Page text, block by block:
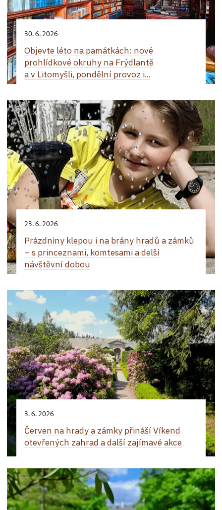
30. 6. 2026
Objevte léto na památkách: nové
prohlídkové okruhy na Frýdlantě
a v Litomyšli, pondělní provoz i...
23. 6. 2026
Prázdniny klepou i na brány hradů a zámků
– s princeznami, komtesami a delší
návštěvní dobou
3. 6. 2026
Červen na hrady a zámky přináší Víkend
otevřených zahrad a další zajímavé akce